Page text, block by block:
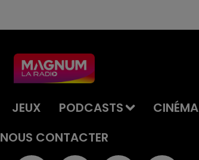
JEUX PODCASTS CINÉMA
NOUS CONTACTER